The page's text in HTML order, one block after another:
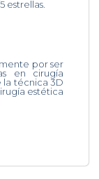
estrellas.
por ser
en cirugía
técnica 3D
estética